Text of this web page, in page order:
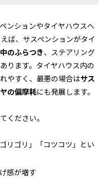
ンションやタイヤハウスへ
ば、サスペンションがタイ
のふらつき、ステアリング
ります。タイヤハウス内の
やすく、最悪の場合はサス
の偏摩耗にも発展します。
ください。
リゴリ」「コツコツ」とい
感が増す